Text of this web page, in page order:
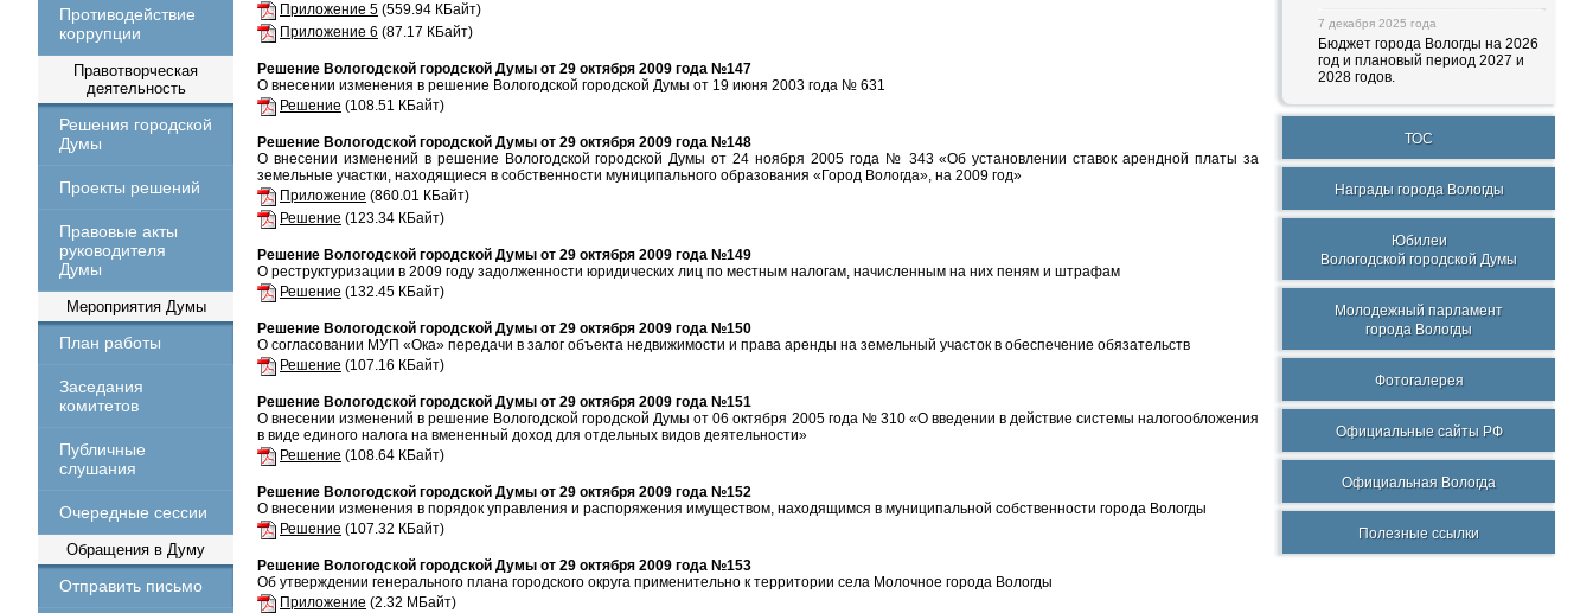
Противодействие
коррупции
Правотворческая
деятельность
Решения городской
Думы
Проекты решений
Правовые акты
руководителя
Думы
Мероприятия Думы
План работы
Заседания
комитетов
Публичные
слушания
Очередные сессии
Обращения в Думу
Отправить письмо
Приложение 5 (559.94 КБайт)
Приложение 6 (87.17 КБайт)
Решение Вологодской городской Думы от 29 октября 2009 года №147
О внесении изменения в решение Вологодской городской Думы от 19 июня 2003 года № 631
Решение (108.51 КБайт)
Решение Вологодской городской Думы от 29 октября 2009 года №148
О внесении изменений в решение Вологодской городской Думы от 24 ноября 2005 года № 343 «Об установлении ставок арендной платы за
земельные участки, находящиеся в собственности муниципального образования «Город Вологда», на 2009 год»
Приложение (860.01 КБайт)
Решение (123.34 КБайт)
Решение Вологодской городской Думы от 29 октября 2009 года №149
О реструктуризации в 2009 году задолженности юридических лиц по местным налогам, начисленным на них пеням и штрафам
Решение (132.45 КБайт)
Решение Вологодской городской Думы от 29 октября 2009 года №150
О согласовании МУП «Ока» передачи в залог объекта недвижимости и права аренды на земельный участок в обеспечение обязательств
Решение (107.16 КБайт)
Решение Вологодской городской Думы от 29 октября 2009 года №151
О внесении изменений в решение Вологодской городской Думы от 06 октября 2005 года № 310 «О введении в действие системы налогообложения
в виде единого налога на вмененный доход для отдельных видов деятельности»
Решение (108.64 КБайт)
Решение Вологодской городской Думы от 29 октября 2009 года №152
О внесении изменения в порядок управления и распоряжения имуществом, находящимся в муниципальной собственности города Вологды
Решение (107.32 КБайт)
Решение Вологодской городской Думы от 29 октября 2009 года №153
Об утверждении генерального плана городского округа применительно к территории села Молочное города Вологды
Приложение (2.32 МБайт)
7 декабря 2025 года
Бюджет города Вологды на 2026
год и плановый период 2027 и
2028 годов.
ТОС
Награды города Вологды
Юбилеи
Вологодской городской Думы
Молодежный парламент
города Вологды
Фотогалерея
Официальные сайты РФ
Официальная Вологда
Полезные ссылки